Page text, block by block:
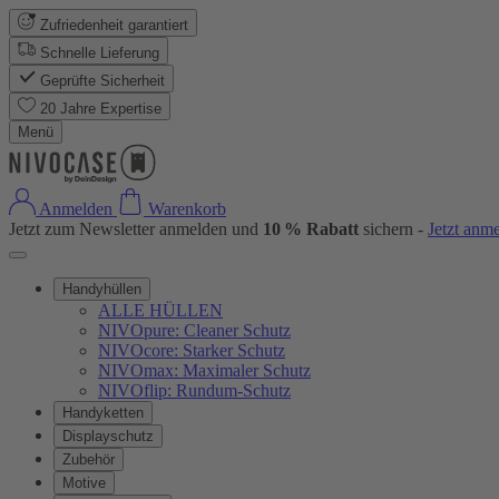
Zufriedenheit garantiert
Schnelle Lieferung
Geprüfte Sicherheit
20 Jahre Expertise
Menü
Anmelden
Warenkorb
Jetzt zum Newsletter anmelden und 10 % Rabatt sichern - Jetzt
Handyhüllen
ALLE HÜLLEN
NIVOpure: Cleaner Schutz
NIVOcore: Starker Schutz
NIVOmax: Maximaler Schutz
NIVOflip: Rundum-Schutz
Handyketten
Displayschutz
Zubehör
Motive